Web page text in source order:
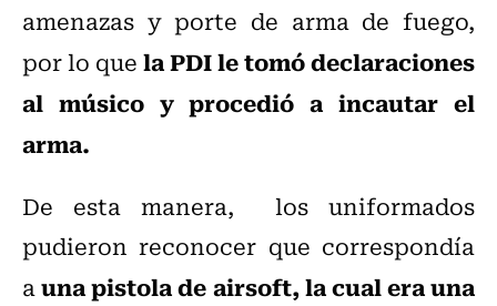
amenazas y porte de arma de fuego,
por lo quela PDI le tomó declaraciones
al músico y procedió a incautar el
arma.
De esta manera, los uniformados
pudieron reconocer que correspondía
auna pistola de airsoft, la cual era una